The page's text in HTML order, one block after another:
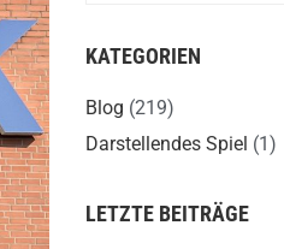
KATEGORIEN
Blog (219)
Darstellendes Spiel (1)
LETZTE BEITRÄGE